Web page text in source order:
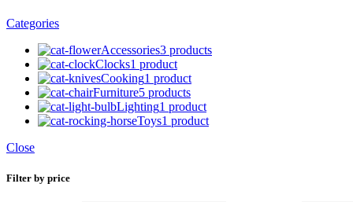
Categories
Accessories3 products
Clocks1 product
Cooking1 product
Furniture5 products
Lighting1 product
Toys1 product
Close
Filter by price